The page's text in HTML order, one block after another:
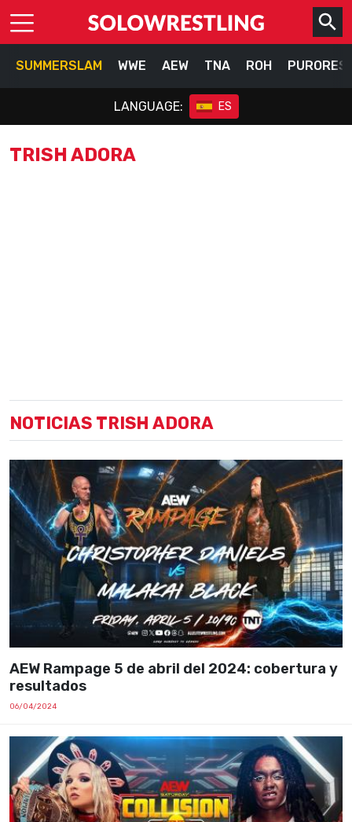
SUMMERSLAM WWE AEW TNA ROH
LANGUAGE: ES
TRISH ADORA
NOTICIAS TRISH ADORA
AEW Rampage 5 de abril del 2024: cobertura y
resultados
06/04/2024